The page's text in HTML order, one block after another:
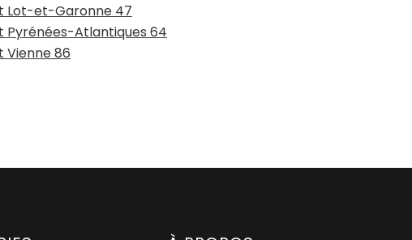
Lot-et-Garonne 47
Pyrénées-Atlantiques 64
Vienne 86